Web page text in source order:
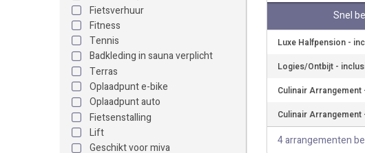
Fietsverhuur
Fitness
Tennis
Badkleding in sauna verplicht
Terras
Oplaadpunt e-bike
Oplaadpunt auto
Fietsenstalling
Lift
Geschikt voor miva
Snel
Luxe Halfpension -
Logies/Ontbijt -
Culinair
Culinair
4 arrangementen